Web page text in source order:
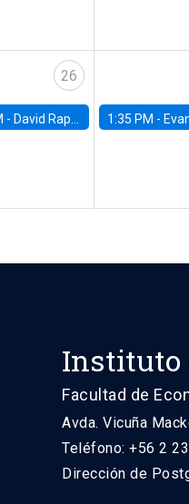
26
- David Rappoport, FED Board 1:35 PM - Evan
Instituto
Facultad de
Avda. Vicuña
Teléfono: +56 2
Dirección de